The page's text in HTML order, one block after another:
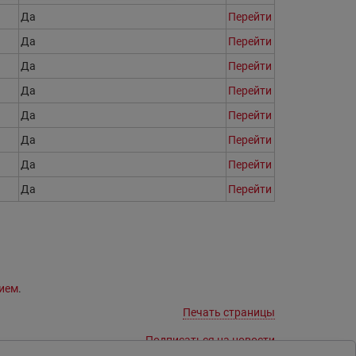
Да
Перейти
Да
Перейти
Да
Перейти
Да
Перейти
Да
Перейти
Да
Перейти
Да
Перейти
Да Перейти
.
Печать страницы
Подписаться на новости